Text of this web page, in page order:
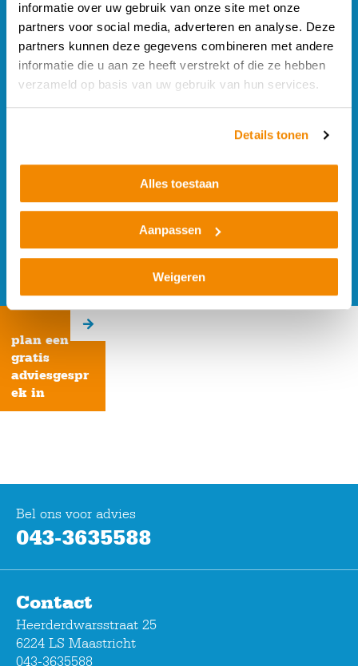
informatie over uw gebruik van onze site met onze
partners voor social media, adverteren en analyse. Deze
partners kunnen deze gegevens combineren met andere
informatie die u aan ze heeft verstrekt of die ze hebben
verzameld op basis van uw gebruik van hun services.
Details tonen
Alles toestaan
Aanpassen
Weigeren
Over ons
Producten
Offerte
Contact
plan een
gratis
adviesgespr
ek in
Bel ons voor advies
043-3635588
Contact
Heerderdwarsstraat 25
6224 LS Maastricht
043-3635588